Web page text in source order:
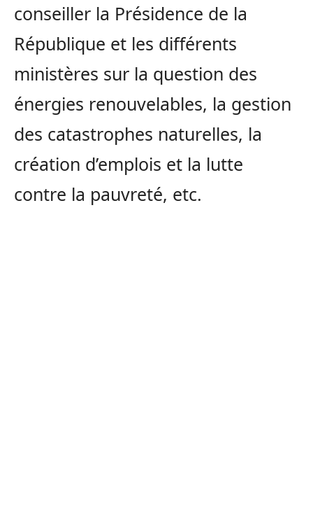
conseiller la Présidence de la
République et les différents
ministères sur la question des
énergies renouvelables, la gestion
des catastrophes naturelles, la
création d’emplois et la lutte
contre la pauvreté, etc.